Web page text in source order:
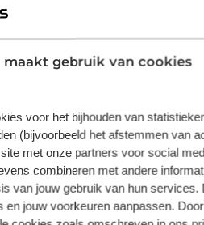
maakt gebruik van cookies
voor het bijhouden van
(bijvoorbeeld het afstemmen van
met onze partners voor social
combineren met andere
van jouw gebruik van hun services.
jouw voorkeuren aanpassen.
voor meer
De fiets heeft een geweldig
fiets er super sportief uit.
naar 750Wh. Op het
accudata af. De Bosch
trapondersteuning tot
is een helmplicht en
A en B rijbewijs). De Nevo4 GT
Riese & Müller
& Müller Nevo4